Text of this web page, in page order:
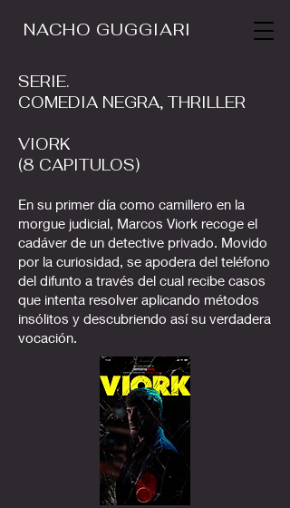
NACHO GUGGIARI
SERIE.
COMEDIA NEGRA, THRILLER
VIORK
(8 CAPITULOS)
En su primer día como camillero en la
morgue judicial, Marcos Viork recoge el
cadáver de un detective privado. Movido
por la curiosidad, se apodera del teléfono
del difunto a través del cual recibe casos
que intenta resolver aplicando métodos
insólitos y descubriendo así su verdadera
vocación.